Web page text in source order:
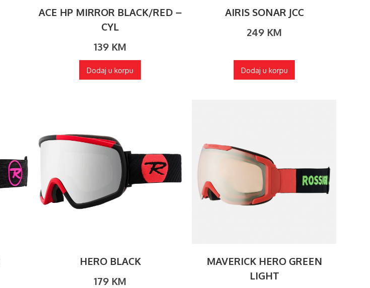
ACE HP MIRROR BLACK/RED –
CYL
139 KM
Dodaj u korpu
AIRIS SONAR JCC
249 KM
Dodaj u korpu
HERO BLACK
179 KM
MAVERICK HERO GREEN
LIGHT